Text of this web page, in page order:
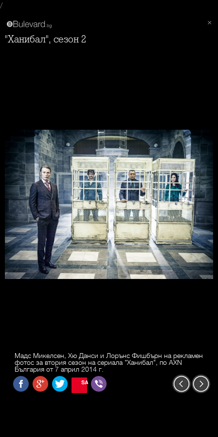
/
"Ханибал", сезон 2
Мадс Микелсен, Хю Данси и Лорънс Фишбърн на рекламен
фотос за втория сезон на сериала "Ханибал", по AXN
България от 7 април 2014 г.
SAVE